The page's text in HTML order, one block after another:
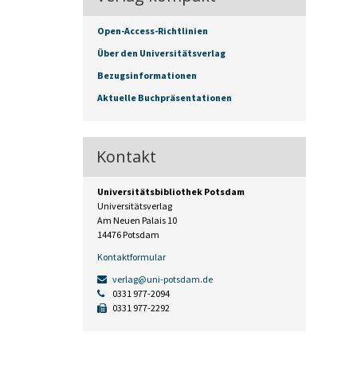
Open-Access-Richtlinien
Über den Universitätsverlag
Bezugsinformationen
Aktuelle Buchpräsentationen
Kontakt
Universitätsbibliothek Potsdam
Universitätsverlag
Am Neuen Palais 10
14476 Potsdam
Kontaktformular
verlag@uni-potsdam.de
0331 977-2094
0331 977-2292